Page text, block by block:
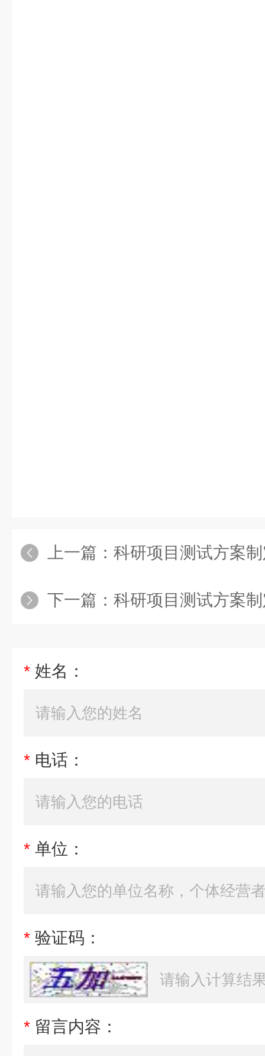
上一篇： 科研项目测试方案制
下一篇： 科研项目测试方案制
* 姓名：
* 电话：
* 单位：
* 验证码：
* 留言内容：